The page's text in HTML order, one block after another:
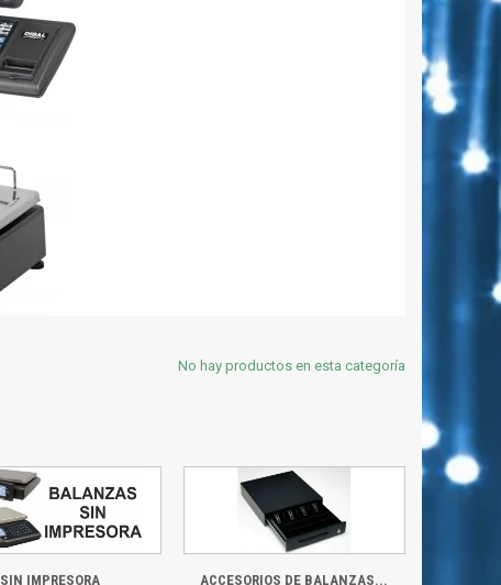
No hay productos en esta categoría
SIN IMPRESORA ACCESORIOS DE BALANZAS...